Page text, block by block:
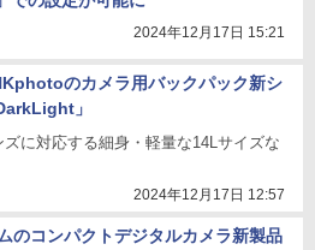
2024年12月17日 15:21
のカメラ用バックパック新シ
」
ズに対応する細身・軽量な14Lサイズな
2024年12月17日 12:57
のコンパクトデジタルカメラ新製品